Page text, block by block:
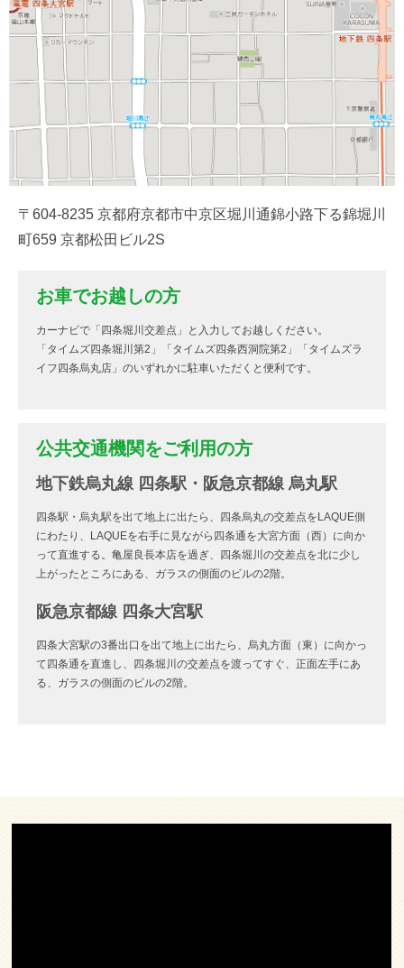
〒604-8235 京都府京都市中京区堀川通錦小路下る錦堀川
町659 京都松田ビル2S
お車でお越しの方
カーナビで「四条堀川交差点」と入力してお越しください。
「タイムズ四条堀川第2」「タイムズ四条西洞院第2」「タイムズラ
イフ四条烏丸店」のいずれかに駐車いただくと便利です。
公共交通機関をご利用の方
地下鉄烏丸線 四条駅・阪急京都線 烏丸駅
四条駅・烏丸駅を出て地上に出たら、四条烏丸の交差点をLAQUE側
にわたり、LAQUEを右手に見ながら四条通を大宮方面（西）に向か
って直進する。亀屋良長本店を過ぎ、四条堀川の交差点を北に少し
上がったところにある、ガラスの側面のビルの2階。
阪急京都線 四条大宮駅
四条大宮駅の3番出口を出て地上に出たら、烏丸方面（東）に向かっ
て四条通を直進し、四条堀川の交差点を渡ってすぐ、正面左手にあ
る、ガラスの側面のビルの2階。